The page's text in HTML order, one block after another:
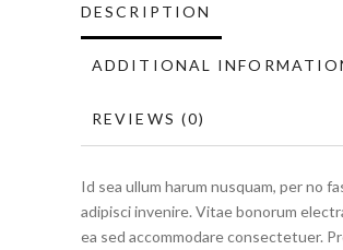
DESCRIPTION
ADDITIONAL
REVIEWS (0)
Id sea ullum harum nusquam, per no
adipisci invenire. Vitae bonorum
ea sed accommodare consectetuer.